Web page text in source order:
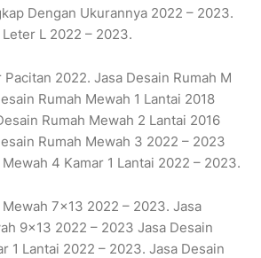
Dengan Ukurannya 2022 – 2023.
L 2022 – 2023.
2022. Jasa Desain Rumah M
Rumah Mewah 1 Lantai 2018
Rumah Mewah 2 Lantai 2016
Rumah Mewah 3 2022 – 2023
4 Kamar 1 Lantai 2022 – 2023.
7×13 2022 – 2023. Jasa
9×13 2022 – 2023 Jasa Desain
1 Lantai 2022 – 2023. Jasa Desain